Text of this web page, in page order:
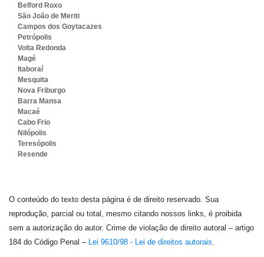
Belford Roxo
São João de Meriti
Campos dos Goytacazes
Petrópolis
Volta Redonda
Magé
Itaboraí
Mesquita
Nova Friburgo
Barra Mansa
Macaé
Cabo Frio
Nilópolis
Teresópolis
Resende
O conteúdo do texto desta página é de direito reservado. Sua
reprodução, parcial ou total, mesmo citando nossos links, é proibida
sem a autorização do autor. Crime de violação de direito autoral – artigo
184 do Código Penal – Lei 9610/98 - Lei de direitos autorais.